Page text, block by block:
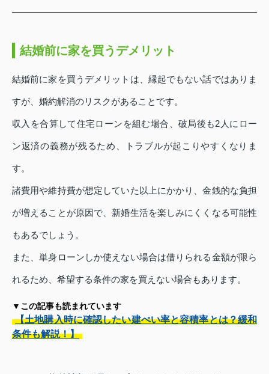
結婚前に家を買うデメリット
結婚前に家を買うデメリットは、縁起でもない話ではありま
すが、婚約解消のリスクがあることです。
収入を合算して住宅ローンを組む場合、破局後も2人にロー
ン返済の義務が残るため、トラブルが起こりやすくなりま
す。
諸費用や維持費が想定していた以上にかかり、金銭的な負担
が増えることが原因で、新婚生活を楽しみにくくなる可能性
もあるでしょう。
また、単身ローンしか使えない場合は借りられる金額が限ら
れるため、希望する条件の家を買えない場合もあります。
▼この記事も読まれています
【土地購入時に確認したい建ぺい率と容積率とは？緩和
条件も解説！】